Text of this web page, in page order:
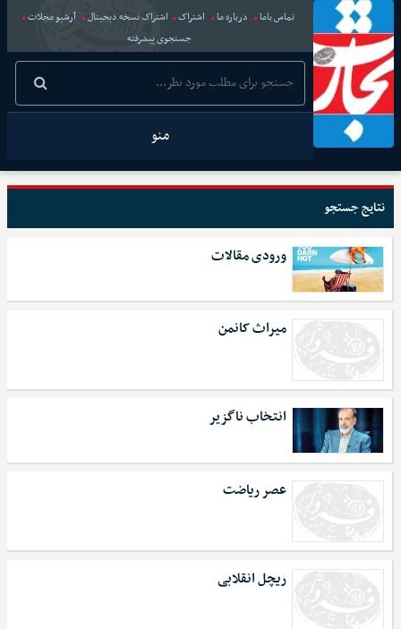
تماس باما درباره ما اشتراک اشتراک نسخه دیجیتال
آرشیو مجلات
جستجوی پیشرفته
منو
نتایج جستجو
ورودی مقالات
میراث کانمن
انتخاب ناگزیر
عصر ریاضت
ریچل انقلابی